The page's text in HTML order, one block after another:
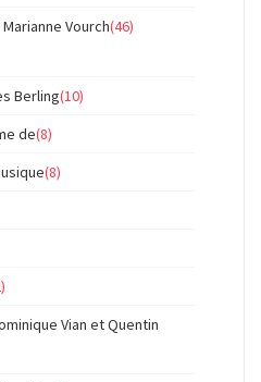
Vourch(46)
Berling(10)
de(8)
(8)
Vian et Quentin